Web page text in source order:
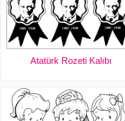
Atatürk Rozeti Kalıbı